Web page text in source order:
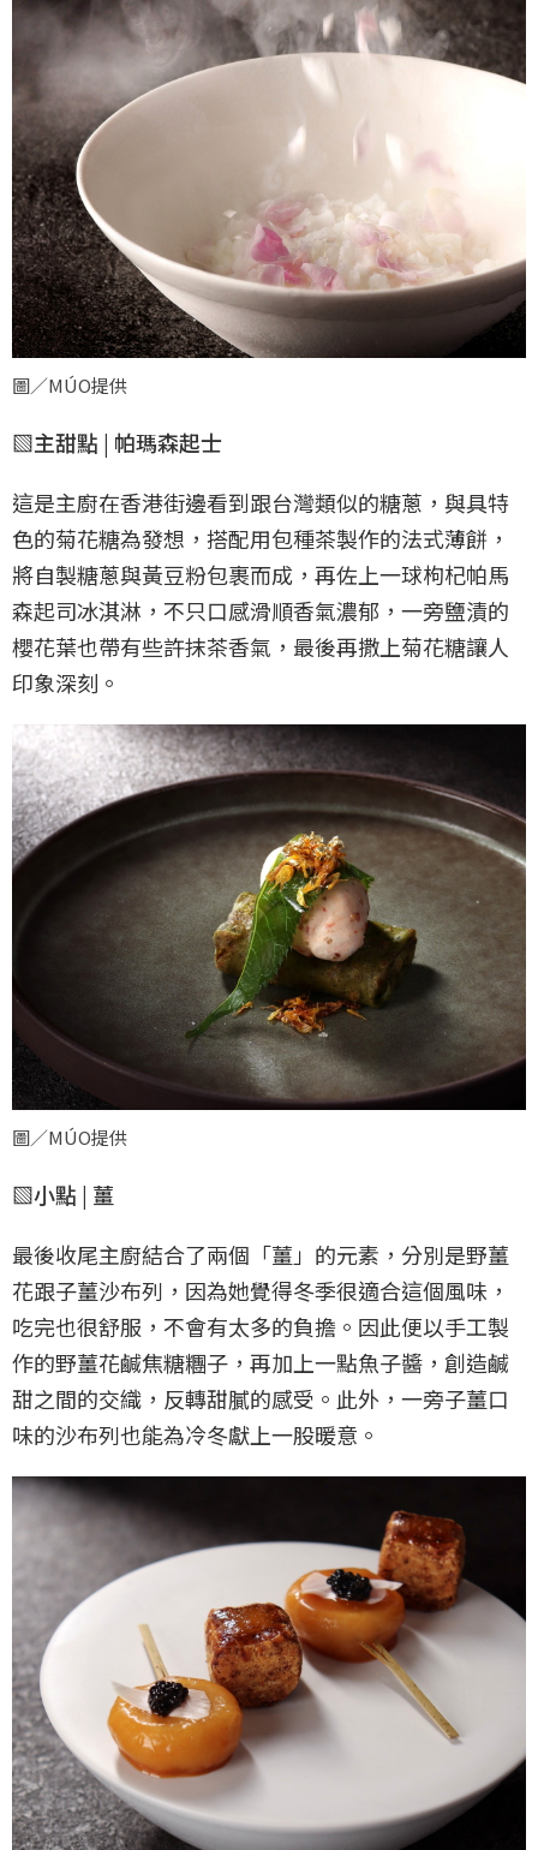
圖／MÚO提供
▧主甜點 | 帕瑪森起士
這是主廚在香港街邊看到跟台灣類似的糖蔥，與具特
色的菊花糖為發想，搭配用包種茶製作的法式薄餅，
將自製糖蔥與黃豆粉包裹而成，再佐上一球枸杞帕馬
森起司冰淇淋，不只口感滑順香氣濃郁，一旁鹽漬的
櫻花葉也帶有些許抹茶香氣，最後再撒上菊花糖讓人
印象深刻。
圖／MÚO提供
▧小點 | 薑
最後收尾主廚結合了兩個「薑」的元素，分別是野薑
花跟子薑沙布列，因為她覺得冬季很適合這個風味，
吃完也很舒服，不會有太多的負擔。因此便以手工製
作的野薑花鹹焦糖糰子，再加上一點魚子醬，創造鹹
甜之間的交織，反轉甜膩的感受。此外，一旁子薑口
味的沙布列也能為冷冬獻上一股暖意。